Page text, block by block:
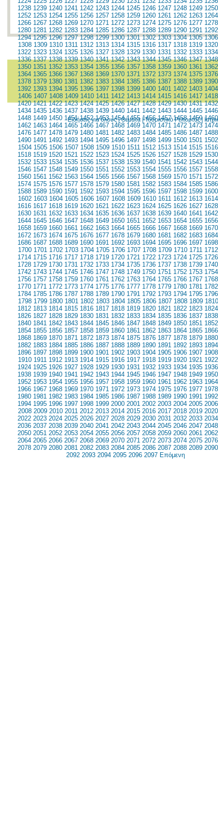
1238 1239 1240 1241 1242 1243 1244 1245 1246 1247 1248 1249 1250
1252 1253 1254 1255 1256 1257 1258 1259 1260 1261 1262 1263 1264
1266 1267 1268 1269 1270 1271 1272 1273 1274 1275 1276 1277 1278
1280 1281 1282 1283 1284 1285 1286 1287 1288 1289 1290 1291 1292
1294 1295 1296 1297 1298 1299 1300 1301 1302 1303 1304 1305 1306
1308 1309 1310 1311 1312 1313 1314 1315 1316 1317 1318 1319 1320
1322 1323 1324 1325 1326 1327 1328 1329 1330 1331 1332 1333 1334
1336 1337 1338 1339 1340 1341 1342 1343 1344 1345 1346 1347 1348
1350 1351 1352 1353 1354 1355 1356 1357 1358 1359 1360 1361 1362
1364 1365 1366 1367 1368 1369 1370 1371 1372 1373 1374 1375 1376
1378 1379 1380 1381 1382 1383 1384 1385 1386 1387 1388 1389 1390
1392 1393 1394 1395 1396 1397 1398 1399 1400 1401 1402 1403 1404
1406 1407 1408 1409 1410 1411 1412 1413 1414 1415 1416 1417 1418
1420 1421 1422 1423 1424 1425 1426 1427 1428 1429 1430 1431 1432
1434 1435 1436 1437 1438 1439 1440 1441 1442 1443 1444 1445 1446
1448 1449 1450 1451 1452 1453 1454 1455 1456 1457 1458 1459 1460
1462 1463 1464 1465 1466 1467 1468 1469 1470 1471 1472 1473 1474
1476 1477 1478 1479 1480 1481 1482 1483 1484 1485 1486 1487 1488
1490 1491 1492 1493 1494 1495 1496 1497 1498 1499 1500 1501 1502
1504 1505 1506 1507 1508 1509 1510 1511 1512 1513 1514 1515 1516
1518 1519 1520 1521 1522 1523 1524 1525 1526 1527 1528 1529 1530
1532 1533 1534 1535 1536 1537 1538 1539 1540 1541 1542 1543 1544
1546 1547 1548 1549 1550 1551 1552 1553 1554 1555 1556 1557 1558
1560 1561 1562 1563 1564 1565 1566 1567 1568 1569 1570 1571 1572
1574 1575 1576 1577 1578 1579 1580 1581 1582 1583 1584 1585 1586
1588 1589 1590 1591 1592 1593 1594 1595 1596 1597 1598 1599 1600
1602 1603 1604 1605 1606 1607 1608 1609 1610 1611 1612 1613 1614
1616 1617 1618 1619 1620 1621 1622 1623 1624 1625 1626 1627 1628
1630 1631 1632 1633 1634 1635 1636 1637 1638 1639 1640 1641 1642
1644 1645 1646 1647 1648 1649 1650 1651 1652 1653 1654 1655 1656
1658 1659 1660 1661 1662 1663 1664 1665 1666 1667 1668 1669 1670
1672 1673 1674 1675 1676 1677 1678 1679 1680 1681 1682 1683 1684
1686 1687 1688 1689 1690 1691 1692 1693 1694 1695 1696 1697 1698
1700 1701 1702 1703 1704 1705 1706 1707 1708 1709 1710 1711 1712
1714 1715 1716 1717 1718 1719 1720 1721 1722 1723 1724 1725 1726
1728 1729 1730 1731 1732 1733 1734 1735 1736 1737 1738 1739 1740
1742 1743 1744 1745 1746 1747 1748 1749 1750 1751 1752 1753 1754
1756 1757 1758 1759 1760 1761 1762 1763 1764 1765 1766 1767 1768
1770 1771 1772 1773 1774 1775 1776 1777 1778 1779 1780 1781 1782
1784 1785 1786 1787 1788 1789 1790 1791 1792 1793 1794 1795 1796
1798 1799 1800 1801 1802 1803 1804 1805 1806 1807 1808 1809 1810
1812 1813 1814 1815 1816 1817 1818 1819 1820 1821 1822 1823 1824
1826 1827 1828 1829 1830 1831 1832 1833 1834 1835 1836 1837 1838
1840 1841 1842 1843 1844 1845 1846 1847 1848 1849 1850 1851 1852
1854 1855 1856 1857 1858 1859 1860 1861 1862 1863 1864 1865 1866
1868 1869 1870 1871 1872 1873 1874 1875 1876 1877 1878 1879 1880
1882 1883 1884 1885 1886 1887 1888 1889 1890 1891 1892 1893 1894
1896 1897 1898 1899 1900 1901 1902 1903 1904 1905 1906 1907 1908
1910 1911 1912 1913 1914 1915 1916 1917 1918 1919 1920 1921 1922
1924 1925 1926 1927 1928 1929 1930 1931 1932 1933 1934 1935 1936
1938 1939 1940 1941 1942 1943 1944 1945 1946 1947 1948 1949 1950
1952 1953 1954 1955 1956 1957 1958 1959 1960 1961 1962 1963 1964
1966 1967 1968 1969 1970 1971 1972 1973 1974 1975 1976 1977 1978
1980 1981 1982 1983 1984 1985 1986 1987 1988 1989 1990 1991 1992
1994 1995 1996 1997 1998 1999 2000 2001 2002 2003 2004 2005 2006
2008 2009 2010 2011 2012 2013 2014 2015 2016 2017 2018 2019 2020
2022 2023 2024 2025 2026 2027 2028 2029 2030 2031 2032 2033 2034
2036 2037 2038 2039 2040 2041 2042 2043 2044 2045 2046 2047 2048
2050 2051 2052 2053 2054 2055 2056 2057 2058 2059 2060 2061 2062
2064 2065 2066 2067 2068 2069 2070 2071 2072 2073 2074 2075 2076
2078 2079 2080 2081 2082 2083 2084 2085 2086 2087 2088 2089 2090
2092 2093 2094 2095 2096 2097 Επόμενη
Ειδήσεις για όλους|Θέματα|Τουριστικό Ρεπορτάζ|